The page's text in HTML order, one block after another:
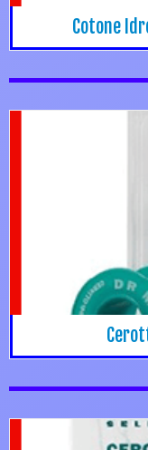
Cotone